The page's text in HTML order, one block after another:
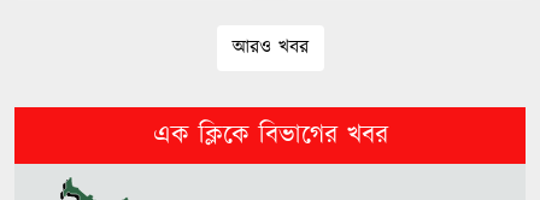
ধরে নিয়ে গেছে আরাকান আর্মি
জুলাই আন্দোলন শুধু একটি পক্ষের নয়,
আরও খবর
এক ক্লিকে বিভাগের খবর